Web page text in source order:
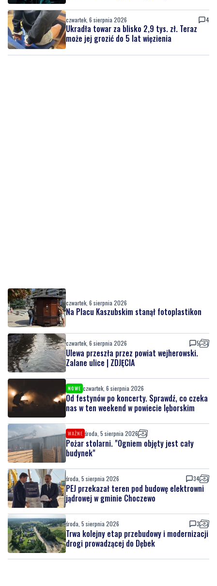
czwartek, 6 sierpnia 2026 4
Ukradła towar za blisko 2,9 tys. zł. Teraz
może jej grozić do 5 lat więzienia
czwartek, 6 sierpnia 2026
Na Placu Kaszubskim stanął fotoplastikon
czwartek, 6 sierpnia 2026 5
Ulewa przeszła przez powiat wejherowski.
Zalane ulice | ZDJĘCIA
NOWE czwartek, 6 sierpnia 2026
Od festynów po koncerty. Sprawdź, co czeka
nas w ten weekend w powiecie lęborskim
WAŻNE środa, 5 sierpnia 2026
Pożar stolarni. "Ogniem objęty jest cały
budynek"
środa, 5 sierpnia 2026 34
PEJ przekazał teren pod budowę elektrowni
jądrowej w gminie Choczewo
środa, 5 sierpnia 2026 3
Trwa kolejny etap przebudowy i modernizacji
drogi prowadzącej do Dębek